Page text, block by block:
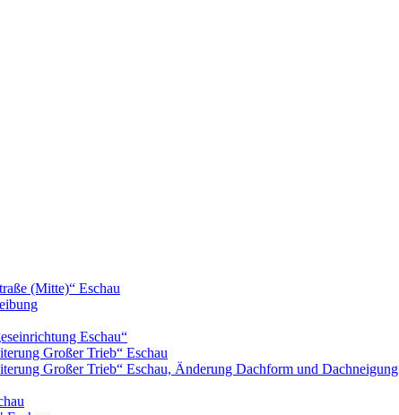
(Mitte)“ Eschau
Eschau“
Großer Trieb“ Eschau
Großer Trieb“ Eschau, Änderung Dachform und Dachneigung